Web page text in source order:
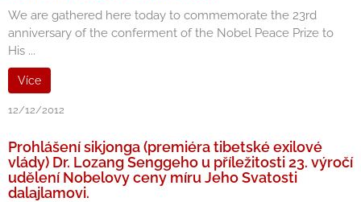
We are gathered here today to commemorate the 23rd
anniversary of the conferment of the Nobel Peace Prize to
His ...
Více
12/12/2012
Prohlášení sikjonga (premiéra tibetské exilové
vlády) Dr. Lozang Senggeho u příležitosti 23. výročí
udělení Nobelovy ceny míru Jeho Svatosti
dalajlamovi.